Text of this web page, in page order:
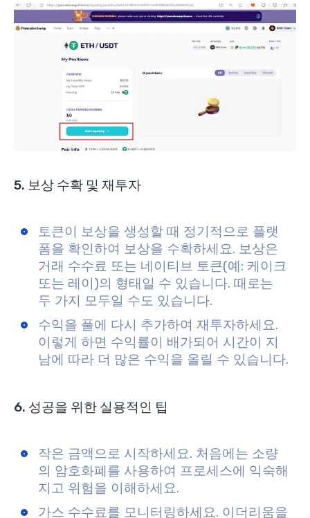
5. 보상 수확 및 재투자
토큰이 보상을 생성할 때 정기적으로 플랫
폼을 확인하여 보상을 수확하세요. 보상은
거래 수수료 또는 네이티브 토큰(예: 케이크
또는 레이)의 형태일 수 있습니다. 때로는
두 가지 모두일 수도 있습니다.
수익을 풀에 다시 추가하여 재투자하세요.
이렇게 하면 수익률이 배가되어 시간이 지
남에 따라 더 많은 수익을 올릴 수 있습니다.
6. 성공을 위한 실용적인 팁
작은 금액으로 시작하세요. 처음에는 소량
의 암호화폐를 사용하여 프로세스에 익숙해
지고 위험을 이해하세요.
가스 수수료를 모니터링하세요. 이더리움을